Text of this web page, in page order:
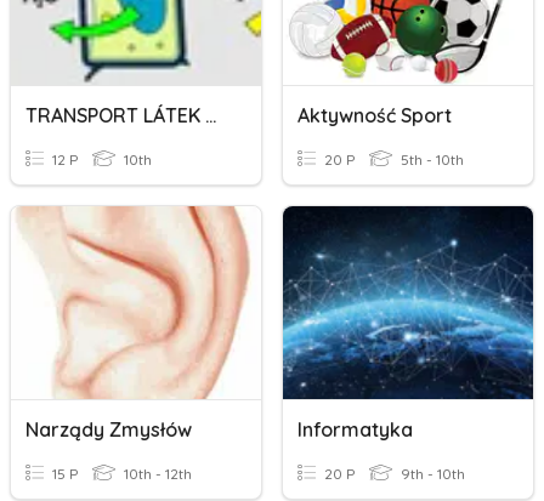
TRANSPORT LÁTEK V BUŇCE
12 P 10th
Aktywność Sport
20 P 5th - 10th
Narządy Zmysłów
15 P 10th - 12th
Informatyka
20 P 9th - 10th